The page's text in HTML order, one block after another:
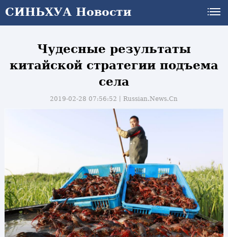
СИНЬХУА Новости
Чудесные результаты
китайской стратегии подъема
села
2019-02-28 07:56:52丨Russian.News.Cn